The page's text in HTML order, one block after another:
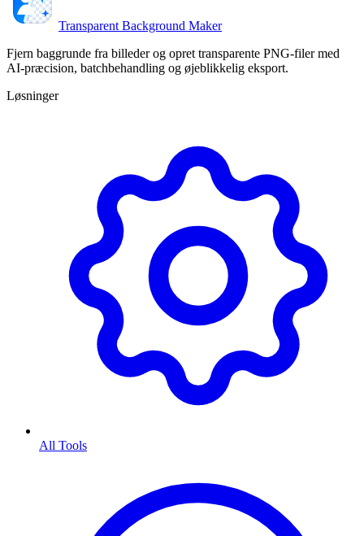
Transparent Background Maker
Fjern baggrunde fra billeder og opret transparente PNG-filer med
AI-præcision, batchbehandling og øjeblikkelig eksport.
Løsninger
All Tools